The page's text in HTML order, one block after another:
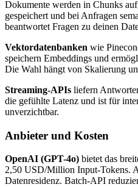
Dokumente werden in Chunks
gespeichert und bei Anfragen
beantwortet Fragen zu deinen
Vektordatenbanken wie
speichern Embeddings und
Die Wahl hängt von Skalierung
Streaming-APIs liefern
die gefühlte Latenz und ist für
unverzichtbar.
Anbieter und Kosten
OpenAI (GPT-4o) bietet das
2,50 USD/Million Input-Tokens.
Datenresidenz. Batch-API